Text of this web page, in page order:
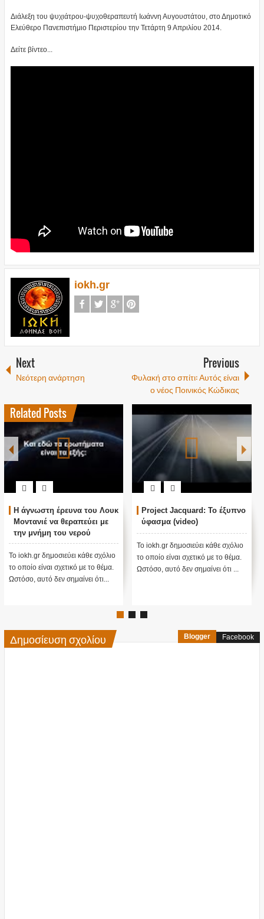
Διάλεξη του ψυχιάτρου-ψυχοθεραπευτή Ιωάννη Αυγουστάτου, στο Δημοτικό
Ελεύθερο Πανεπιστήμιο Περιστερίου την Τετάρτη 9 Απριλίου 2014.
Δείτε βίντεο...
iokh.gr
Next
Νεότερη ανάρτηση
Previous
Φυλακή στο σπίτι: Αυτός είναι
ο νέος Ποινικός Κώδικας
Related Posts
Η άγνωστη έρευνα του Λουκ
Μοντανιέ να θεραπεύει με
την μνήμη του νερού
Το iokh.gr δημοσιεύει κάθε σχόλιο
το οποίο είναι σχετικό με το θέμα.
Ωστόσο, αυτό δεν σημαίνει ότι...
Project Jacquard: Το έξυπνο
ύφασμα (video)
Το iokh.gr δημοσιεύει κάθε σχόλιο
το οποίο είναι σχετικό με το θέμα.
Ωστόσο, αυτό δεν σημαίνει ότι ...
Δημοσίευση σχολίου Blogger Facebook